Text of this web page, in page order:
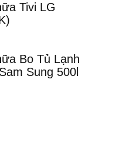
Tivi LG
Bo Tủ Lạnh
Sung 500l